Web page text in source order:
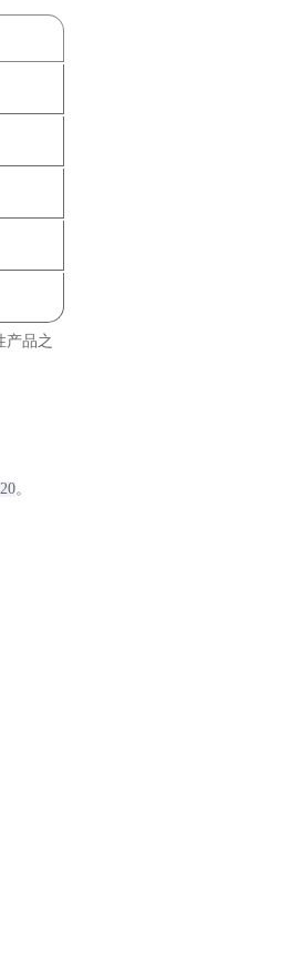
产品之
20。